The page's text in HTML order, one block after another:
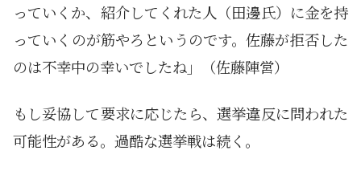
っていくか、紹介してくれた人（田邊氏）に金を持
っていくのが筋やろというのです。佐藤が拒否した
のは不幸中の幸いでしたね」（佐藤陣営）
もし妥協して要求に応じたら、選挙違反に問われた
可能性がある。過酷な選挙戦は続く。